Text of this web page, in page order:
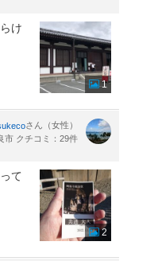
け
1
さん（女性）
市 クチコミ：29件
て
2